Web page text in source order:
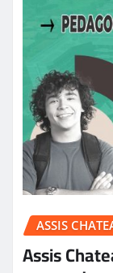
ASSIS
Assis